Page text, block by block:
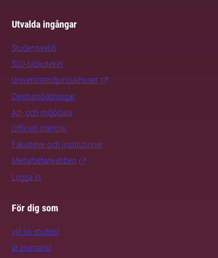
Utvalda ingångar
Studentwebb
SLU-biblioteket
Universitetsdjursjukhuset
Centrumbildningar
Art- och miljödata
Officiell statistik
Fakulteter och institutioner
Medarbetarwebben
Logga in
För dig som
vill bli student
är journalist